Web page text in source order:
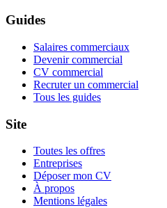
Guides
Salaires commerciaux
Devenir commercial
CV commercial
Recruter un commercial
Tous les guides
Site
Toutes les offres
Entreprises
Déposer mon CV
À propos
Mentions légales